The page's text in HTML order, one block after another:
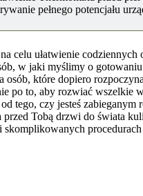
pełnego potencjału
celu ułatwienie
w jaki myślimy o
które dopiero
po to, aby rozwiać
tego, czy jesteś
Tobą drzwi do świata